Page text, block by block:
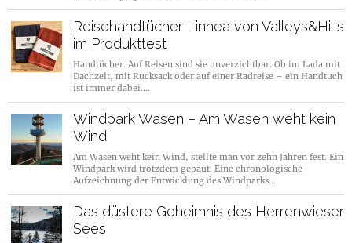
Reisehandtücher Linnea von Valleys&Hills
im Produkttest
Handtücher. Auf Reisen sind sie unverzichtbar. Ob im Lada mit
Dachzelt, mit Rucksack oder auf einer Radreise – ein Handtuch
ist immer dabei.…
Windpark Wasen – Am Wasen weht kein
Wind
Am Wasen weht kein Wind, stellte man vor zehn Jahren fest. Ein
Windpark wird trotzdem gebaut. Eine chronologische
Aufzeichnung der Entwicklung des Windparks…
Das düstere Geheimnis des Herrenwieser
Sees